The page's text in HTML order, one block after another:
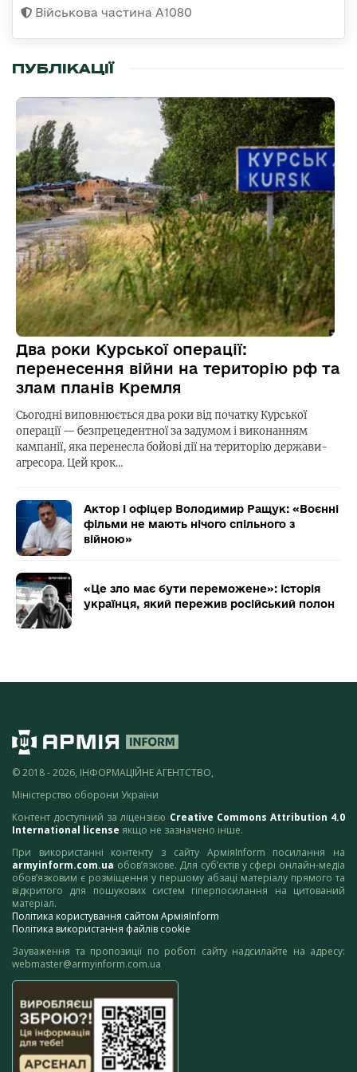
Військова частина А1080
ПУБЛІКАЦІЇ
Два роки Курської операції:
перенесення війни на територію рф та
злам планів Кремля
Сьогодні виповнюється два роки від початку Курської
операції — безпрецедентної за задумом і виконанням
кампанії, яка перенесла бойові дії на територію держави-
агресора. Цей крок…
Актор і офіцер Володимир Ращук: «Воєнні
фільми не мають нічого спільного з
війною»
«Це зло має бути переможене»: історія
українця, який пережив російський полон
© 2018 - 2026, ІНФОРМАЦІЙНЕ АГЕНТСТВО,
Міністерство оборони України
Контент доступний за ліцензією Creative Commons Attribution 4.0
International license якщо не зазначено інше.
При використанні контенту з сайту АрміяInform посилання на
armyinform.com.ua обов’язкове. Для суб’єктів у сфері онлайн-медіа
обов’язковим є розміщення у першому абзаці матеріалу прямого та
відкритого для пошукових систем гіперпосилання на цитований
матеріал.
Політика користування сайтом АрміяInform
Політика використання файлів cookie
Зауваження та пропозиції по роботі сайту надсилайте на адресу:
webmaster@armyinform.com.ua